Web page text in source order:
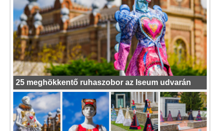
25 meghökkentő ruhaszobor az Iseum udvarán